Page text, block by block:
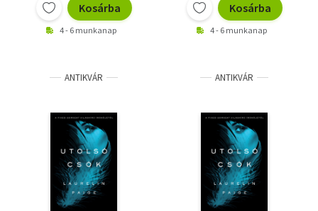
Kosárba
4 - 6 munkanap
Kosárba
4 - 6 munkanap
ANTIKVÁR ANTIKVÁR